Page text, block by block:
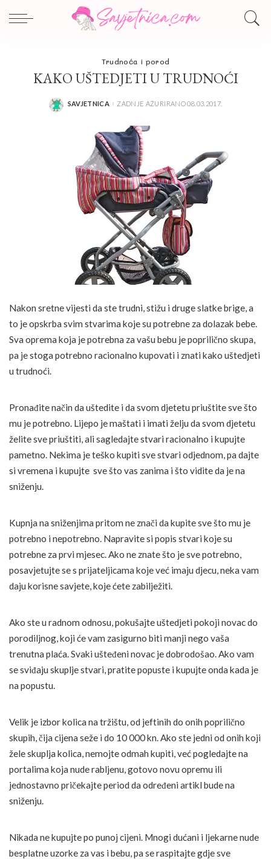
Trudnoća i porod
KAKO UŠTEDJETI U TRUDNOĆI
POSTED
SAVJETNICA ZADNJE AŽURIRANO 08.03.2017.
Nakon sretne vijesti da ste trudni, stižu i druge slatke brige, a
to je opskrba svim stvarima koje su potrebne za dolazak bebe.
Sva oprema koja je potrebna za vašu bebu je poprilično skupa,
pa je stoga potrebno racionalno kupovati i znati kako uštedjeti
u trudnoći.
Pronađite način da uštedite i da svom djetetu priuštite sve što
mu je potrebno. Lijepo je maštati i imati želju da svom djetetu
želite sve priuštiti, ali sagledajte stvari racionalno i kupujte
pametno. Nekima je teško kupiti sve stvari odjednom, pa dajte
si vremena i kupujte sve što vas zanima i što vidite da je na
sniženju.
Kupnja na sniženjima pritom ne znači da kupite sve što mu je
potrebno i nepotrebno. Napravite si popis stvari koje su
potrebne za prvi mjesec. Ako ne znate što je sve potrebno,
posavjetujte se s prijateljicama koje već imaju djecu, neka vam
daju korisne savjete, koje ćete zabilježiti.
Ako ste u radnom odnosu, pokušajte uštedjeti pokoji novac do
porodiljnog, koji će vam zasigurno biti manji nego vaša
trenutna plaća. Svaki ušteđeni novac je dobrodošao. Ako vam
se sviđaju skuplje stvari, pratite popuste i kupujte onda kada je
na popustu.
Velik je izbor kolica na tržištu, od jeftinih do onih poprilično
skupih, čija cijena seže i do 10 000 kn. Ako ste jedni od onih koji
žele skuplja kolica, nemojte odmah kupiti, već pogledajte na
portalima koja nude rabljenu, gotovo novu opremu ili
jednostavno pričekajte period da određeni artikl bude na
sniženju.
Nikada ne kupujte po punoj cijeni. Mnogi dućani i ljekarne nude
besplatne uzorke za vas i bebu, pa se raspitajte gdje sve